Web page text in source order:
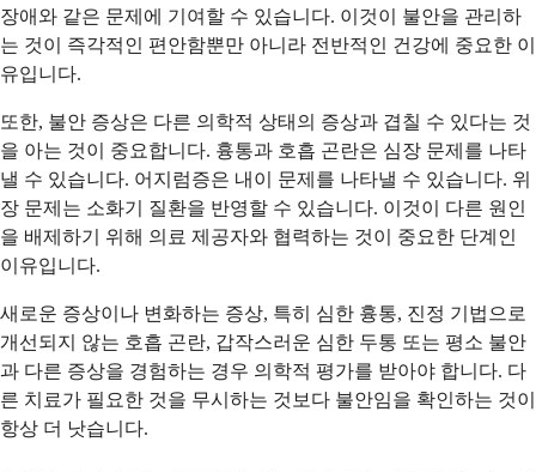
장애와 같은 문제에 기여할 수 있습니다. 이것이 불안을 관리하
는 것이 즉각적인 편안함뿐만 아니라 전반적인 건강에 중요한 이
유입니다.
또한, 불안 증상은 다른 의학적 상태의 증상과 겹칠 수 있다는 것
을 아는 것이 중요합니다. 흉통과 호흡 곤란은 심장 문제를 나타
낼 수 있습니다. 어지럼증은 내이 문제를 나타낼 수 있습니다. 위
장 문제는 소화기 질환을 반영할 수 있습니다. 이것이 다른 원인
을 배제하기 위해 의료 제공자와 협력하는 것이 중요한 단계인
이유입니다.
새로운 증상이나 변화하는 증상, 특히 심한 흉통, 진정 기법으로
개선되지 않는 호흡 곤란, 갑작스러운 심한 두통 또는 평소 불안
과 다른 증상을 경험하는 경우 의학적 평가를 받아야 합니다. 다
른 치료가 필요한 것을 무시하는 것보다 불안임을 확인하는 것이
항상 더 낫습니다.